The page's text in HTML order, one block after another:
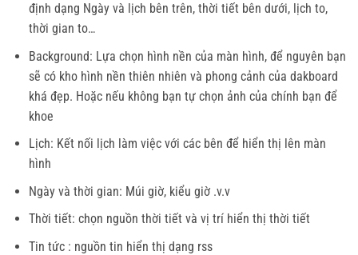
định dạng Ngày và lịch bên trên, thời tiết bên dưới, lịch to,
thời gian to…
Background: Lựa chọn hình nền của màn hình, để nguyên bạn
sẽ có kho hình nền thiên nhiên và phong cảnh của dakboard
khá đẹp. Hoặc nếu không bạn tự chọn ảnh của chính bạn để
khoe
Lịch: Kết nối lịch làm việc với các bên để hiển thị lên màn
hình
Ngày và thời gian: Múi giờ, kiểu giờ .v.v
Thời tiết: chọn nguồn thời tiết và vị trí hiển thị thời tiết
Tin tức : nguồn tin hiển thị dạng rss